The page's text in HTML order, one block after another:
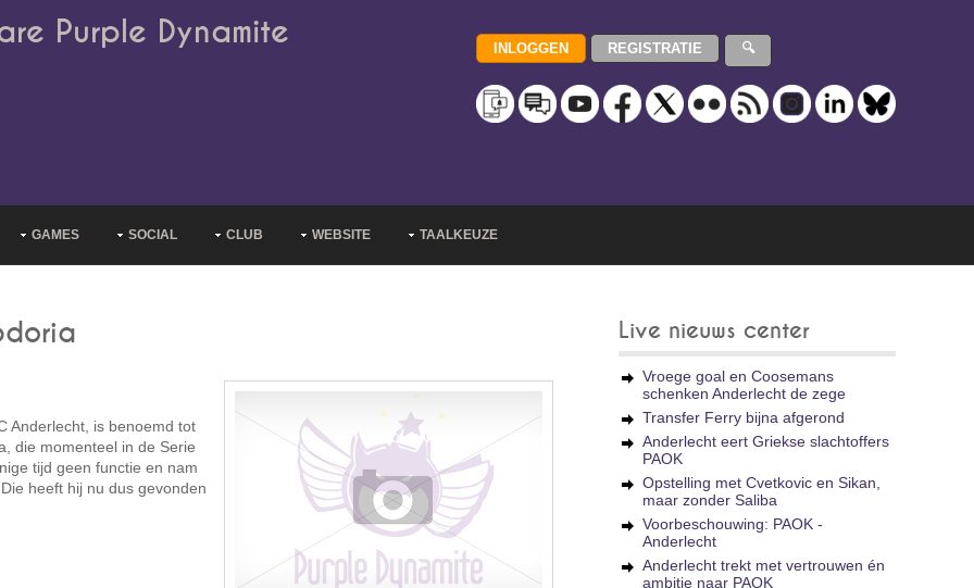
Purple Dynamite
GAMES SOCIAL CLUB WEBSITE TAALKEUZE
Anderlecht, is benoemd tot
die momenteel in de Serie
tijd geen functie en nam
heeft hij nu dus gevonden
Live nieuws center
Vroege goal en Coosemans
schenken Anderlecht de zege
Transfer Ferry bijna afgerond
Anderlecht eert Griekse slachtoffers
PAOK
Opstelling met Cvetkovic en Sikan,
maar zonder Saliba
Voorbeschouwing: PAOK -
Anderlecht
Anderlecht trekt met vertrouwen én
ambitie naar PAOK